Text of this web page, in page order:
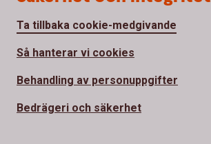
Ta tillbaka cookie-medgivande
Så hanterar vi cookies
Behandling av personuppgifter
Bedrägeri och säkerhet